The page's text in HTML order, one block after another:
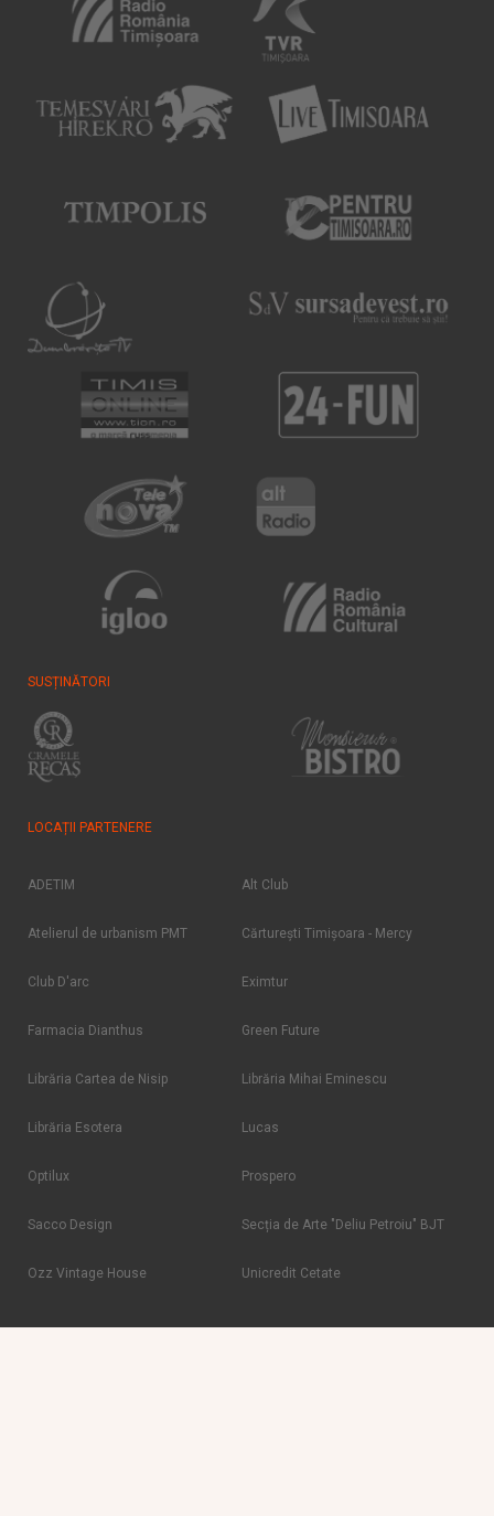
SUSȚINĂTORI
LOCAȚII PARTENERE
ADETIM Alt Club
Atelierul de urbanism PMT Cărtureşti Timişoara - Mercy
Club D'arc Eximtur
Farmacia Dianthus Green Future
Librăria Cartea de Nisip Librăria Mihai Eminescu
Librăria Esotera Lucas
Optilux Prospero
Sacco Design Secția de Arte "Deliu Petroiu" BJT
Ozz Vintage House Unicredit Cetate